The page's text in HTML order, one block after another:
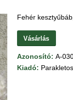
Fehér
Vásárlás
Azonosító: A-
Kiadó: